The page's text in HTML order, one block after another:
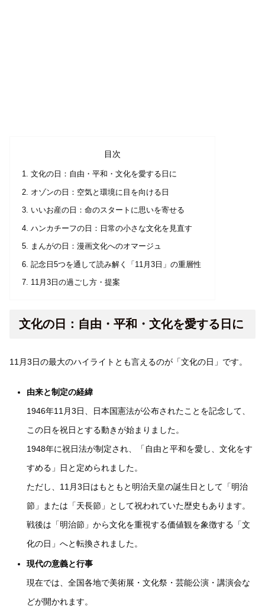
目次
文化の日：自由・平和・文化を愛する日に
オゾンの日：空気と環境に目を向ける日
いいお産の日：命のスタートに思いを寄せる
ハンカチーフの日：日常の小さな文化を見直す
まんがの日：漫画文化へのオマージュ
記念日5つを通して読み解く「11月3日」の重層性
11月3日の過ごし方・提案
文化の日：自由・平和・文化を愛する日に
11月3日の最大のハイライトとも言えるのが「文化の日」です。
由来と制定の経緯
1946年11月3日、日本国憲法が公布されたことを記念して、
この日を祝日とする動きが始まりました。
1948年に祝日法が制定され、「自由と平和を愛し、文化をす
すめる」日と定められました。
ただし、11月3日はもともと明治天皇の誕生日として「明治
節」または「天長節」として祝われていた歴史もあります。
戦後は「明治節」から文化を重視する価値観を象徴する「文
化の日」へと転換されました。
現代の意義と行事
現在では、全国各地で美術展・文化祭・芸能公演・講演会な
どが開かれます。